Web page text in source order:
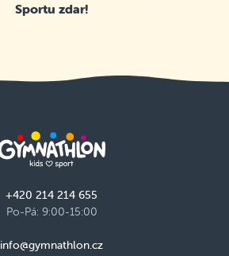
Sportu zdar!
+420 214 214 655
Po-Pá: 9:00-15:00
info@gymnathlon.cz